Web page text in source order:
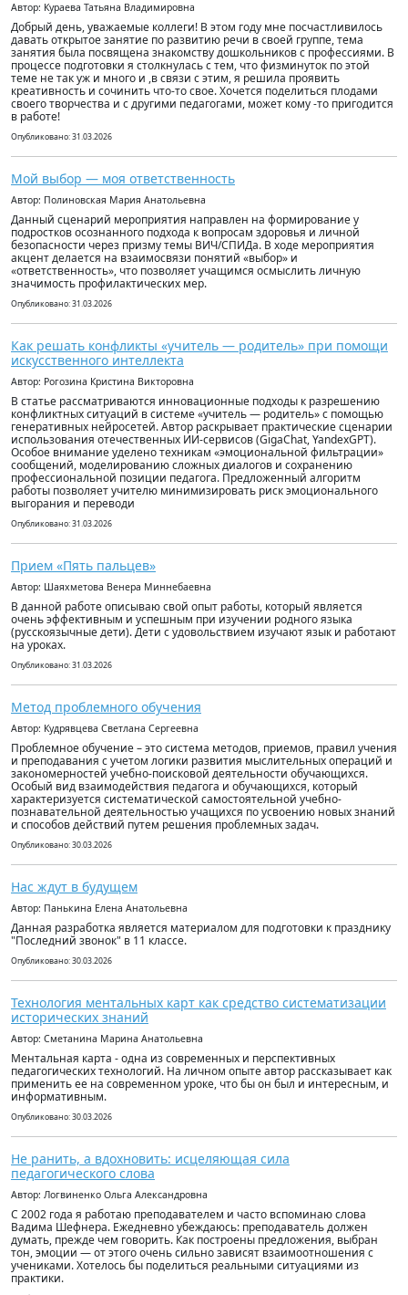
Автор: Кураева Татьяна Владимировна
Добрый день, уважаемые коллеги! В этом году мне посчастливилось
давать открытое занятие по развитию речи в своей группе, тема
занятия была посвящена знакомству дошкольников с профессиями. В
процессе подготовки я столкнулась с тем, что физминуток по этой
теме не так уж и много и ,в связи с этим, я решила проявить
креативность и сочинить что-то свое. Хочется поделиться плодами
своего творчества и с другими педагогами, может кому -то пригодится
в работе!
Опубликовано: 31.03.2026
Мой выбор — моя ответственность
Автор: Полиновская Мария Анатольевна
Данный сценарий мероприятия направлен на формирование у
подростков осознанного подхода к вопросам здоровья и личной
безопасности через призму темы ВИЧ/СПИДа. В ходе мероприятия
акцент делается на взаимосвязи понятий «выбор» и
«ответственность», что позволяет учащимся осмыслить личную
значимость профилактических мер.
Опубликовано: 31.03.2026
Как решать конфликты «учитель — родитель» при помощи
искусственного интеллекта
Автор: Рогозина Кристина Викторовна
В статье рассматриваются инновационные подходы к разрешению
конфликтных ситуаций в системе «учитель — родитель» с помощью
генеративных нейросетей. Автор раскрывает практические сценарии
использования отечественных ИИ-сервисов (GigaChat, YandexGPT).
Особое внимание уделено техникам «эмоциональной фильтрации»
сообщений, моделированию сложных диалогов и сохранению
профессиональной позиции педагога. Предложенный алгоритм
работы позволяет учителю минимизировать риск эмоционального
выгорания и переводи
Опубликовано: 31.03.2026
Прием «Пять пальцев»
Автор: Шаяхметова Венера Миннебаевна
В данной работе описываю свой опыт работы, который является
очень эффективным и успешным при изучении родного языка
(русскоязычные дети). Дети с удовольствием изучают язык и работают
на уроках.
Опубликовано: 31.03.2026
Метод проблемного обучения
Автор: Кудрявцева Светлана Сергеевна
Проблемное обучение – это система методов, приемов, правил учения
и преподавания с учетом логики развития мыслительных операций и
закономерностей учебно-поисковой деятельности обучающихся.
Особый вид взаимодействия педагога и обучающихся, который
характеризуется систематической самостоятельной учебно-
познавательной деятельностью учащихся по усвоению новых знаний
и способов действий путем решения проблемных задач.
Опубликовано: 30.03.2026
Нас ждут в будущем
Автор: Панькина Елена Анатольевна
Данная разработка является материалом для подготовки к празднику
"Последний звонок" в 11 классе.
Опубликовано: 30.03.2026
Технология ментальных карт как средство систематизации
исторических знаний
Автор: Сметанина Марина Анатольевна
Ментальная карта - одна из современных и перспективных
педагогических технологий. На личном опыте автор рассказывает как
применить ее на современном уроке, что бы он был и интересным, и
информативным.
Опубликовано: 30.03.2026
Не ранить, а вдохновить: исцеляющая сила
педагогического слова
Автор: Логвиненко Ольга Александровна
С 2002 года я работаю преподавателем и часто вспоминаю слова
Вадима Шефнера. Ежедневно убеждаюсь: преподаватель должен
думать, прежде чем говорить. Как построены предложения, выбран
тон, эмоции — от этого очень сильно зависят взаимоотношения с
учениками. Хотелось бы поделиться реальными ситуациями из
практики.